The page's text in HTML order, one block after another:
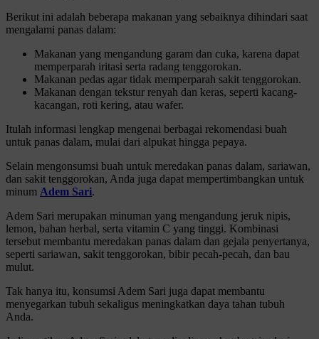
Berikut ini adalah beberapa makanan yang sebaiknya dihindari saat
mengalami panas dalam:
Makanan yang mengandung garam dan cuka, karena dapat
memperparah iritasi serta radang tenggorokan.
Makanan pedas agar tidak memperparah sakit tenggorokan.
Makanan dengan tekstur renyah dan keras, seperti kacang-
kacangan, roti kering, atau wafer.
Itulah informasi lengkap mengenai berbagai rekomendasi buah
untuk panas dalam, mulai dari alpukat hingga pepaya.
Selain mengonsumsi buah untuk meredakan panas dalam, sariawan,
dan sakit tenggorokan, Anda juga dapat mempertimbangkan untuk
minum Adem Sari.
Adem Sari merupakan minuman yang mengandung jeruk nipis,
lemon, bahan herbal, serta vitamin C yang tinggi. Kombinasi
tersebut membantu meredakan panas dalam dan gejala penyertanya,
seperti sariawan, sakit tenggorokan, bibir pecah-pecah, dan bau
mulut.
Tak hanya itu, konsumsi Adem Sari juga dapat membantu
menyegarkan tubuh sekaligus meningkatkan daya tahan tubuh
Anda.